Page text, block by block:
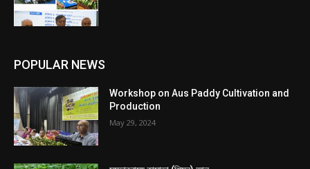
POPULAR NEWS
Workshop on Aus Paddy Cultivation and
Production
May 29, 2024